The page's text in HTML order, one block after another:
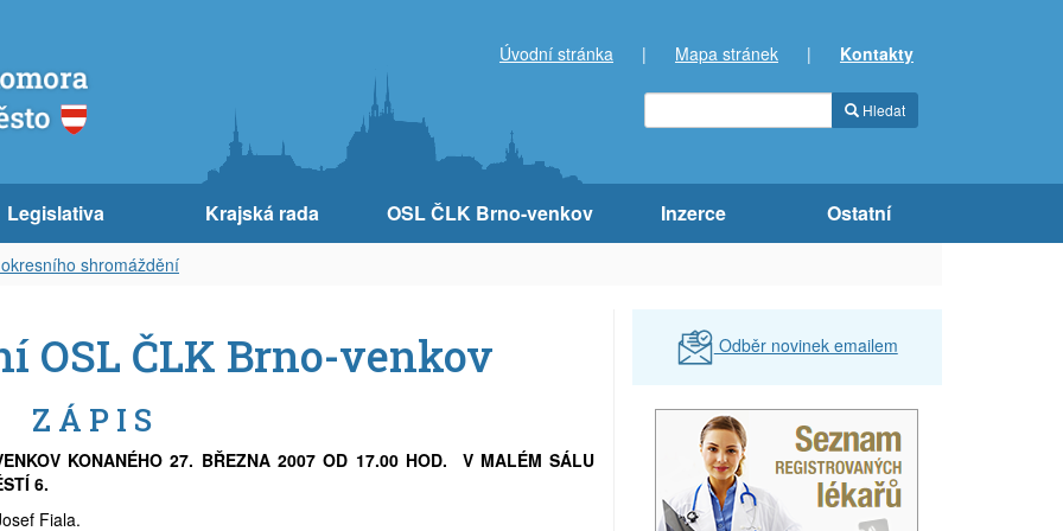
Úvodní stránka | Mapa stránek | Kontakty
Hledat
Legislativa Krajská rada OSL ČLK Brno-venkov Inzerce Ostatní
shromáždění
OSL ČLK Brno-venkov
Z Á P I S
KONANÉHO 27. BŘEZNA 2007 OD 17.00 HOD. V MALÉM SÁLU
6.
Fiala.
Odběr novinek emailem